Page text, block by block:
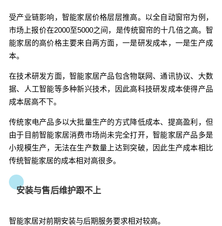
受产业链影响，智能家居价格层层推高。 以全自动窗帘为例，
市场上报价在2000至5000之间，是传统窗帘的十几倍之高。 智
能家居的高价格主要来自两方面，一是研发成本，一是生产成
本。
在技术研发方面，智能家居产品包含物联网、通讯协议、大数
据、人工智能等多种新兴技术，因此高科技研发成本使得产品
成本居高不下。
传统家电产品多以大批量生产的方式降低成本、提高盈利，但
由于目前智能家居消费市场尚未完全打开，智能家居产品多是
小规模生产，无法在生产数量上达到突破，因此生产成本相比
传统智能家居的成本相对高很多。
安装与售后维护跟不上
智能家居对前期安装与后期服务要求相对较高。
方案需要配合大量现场勘查设计与交流沟通的工
作，存在一定的技术含量，而大部分用户了解的信
息有限，因此前期安装的问题往往限制了用户的选
择。 售后服务对专业性、反应速度的要求也极高，
并且线下服务体系的建设需要大量的时间、资金、
人力、物力的投入。市场调查数据显示，80%集成
服务商团队规模在20人以下，大部分企业在售后服
务体系建设方面都无法满足用户需求。 数据安全问
题 智能家居产品是一种联网设备，在这种万物互
联的时代，隐私信息安全是消费者重点担心的问
题。以智能音箱为例，亚马逊和谷歌都曾爆出数据
安全问题，这些设备在接受用户命令时也可以远程
而言，他们不会希望自己的隐私被其他人甚至黑客
所利用。因此在权衡便利与隐私保护的过程中，企
的工薪消费群体，购买能力限制了智能家居在这个